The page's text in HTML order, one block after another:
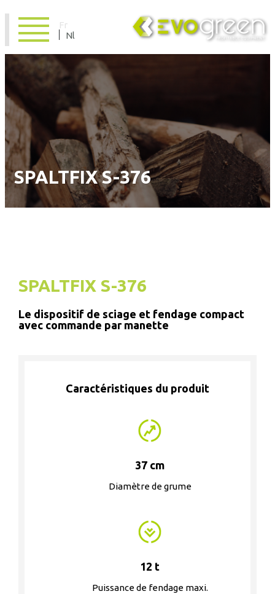
Fr
Nl
SPALTFIX S-376
SPALTFIX S-376
Le dispositif de sciage et fendage compact
avec commande par manette
Caractéristiques du produit
37 cm
Diamètre de grume
12 t
Puissance de fendage maxi.